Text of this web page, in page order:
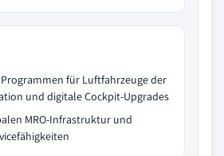
für Luftfahrzeuge der
und digitale Cockpit-Upgrades
MRO-Infrastruktur und